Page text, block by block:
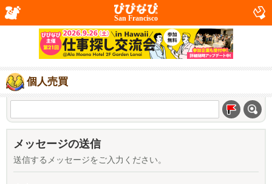
San Francisco
個人売買
メッセージの送信
送信するメッセージをご入力ください。